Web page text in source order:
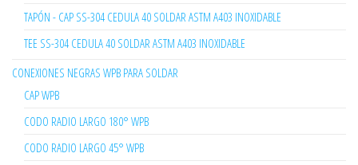
TAPÓN - CAP SS-304 CEDULA 40 SOLDAR ASTM A403 INOXIDABLE
TEE SS-304 CEDULA 40 SOLDAR ASTM A403 INOXIDABLE
CONEXIONES NEGRAS WPB PARA SOLDAR
CAP WPB
CODO RADIO LARGO 180° WPB
CODO RADIO LARGO 45° WPB